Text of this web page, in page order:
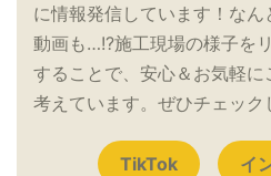
に情報発信しています！な
動画も…!?施工現場の様子を
することで、安心＆お気軽に
考えています。ぜひチェック
TikTok イ